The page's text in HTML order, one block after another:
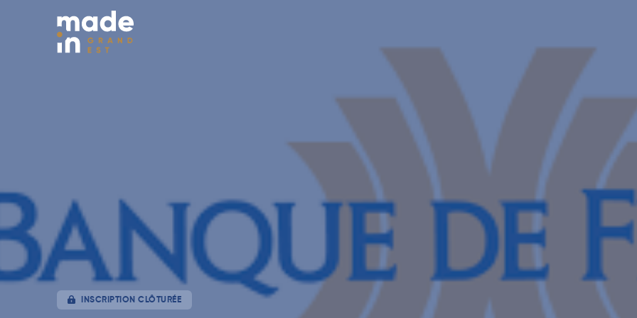
INSCRIPTION CLÔTURÉE